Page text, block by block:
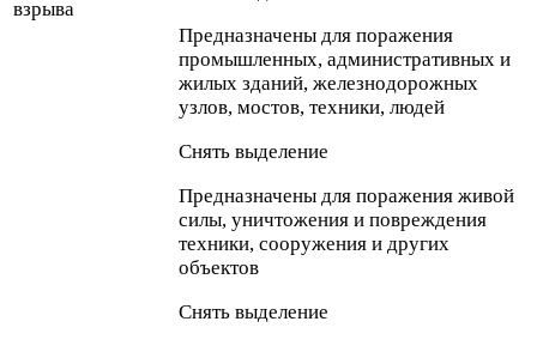
взрыва
Предназначены для поражения
промышленных, административных и
жилых зданий, железнодорожных
узлов, мостов, техники, людей
Снять выделение
Предназначены для поражения живой
силы, уничтожения и повреждения
техники, сооружения и других
объектов
Снять выделение